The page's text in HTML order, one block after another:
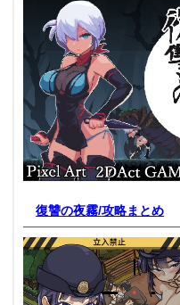
復讐の夜霧/攻略まとめ